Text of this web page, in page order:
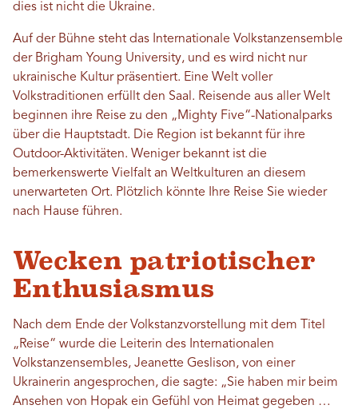
dies ist nicht die Ukraine.
Auf der Bühne steht das Internationale Volkstanzensemble
der Brigham Young University, und es wird nicht nur
ukrainische Kultur präsentiert. Eine Welt voller
Volkstraditionen erfüllt den Saal. Reisende aus aller Welt
beginnen ihre Reise zu den „Mighty Five“-Nationalparks
über die Hauptstadt. Die Region ist bekannt für ihre
Outdoor-Aktivitäten. Weniger bekannt ist die
bemerkenswerte Vielfalt an Weltkulturen an diesem
unerwarteten Ort. Plötzlich könnte Ihre Reise Sie wieder
nach Hause führen.
Wecken patriotischer
Enthusiasmus
Nach dem Ende der Volkstanzvorstellung mit dem Titel
„Reise“ wurde die Leiterin des Internationalen
Volkstanzensembles, Jeanette Geslison, von einer
Ukrainerin angesprochen, die sagte: „Sie haben mir beim
Ansehen von Hopak ein Gefühl von Heimat gegeben …